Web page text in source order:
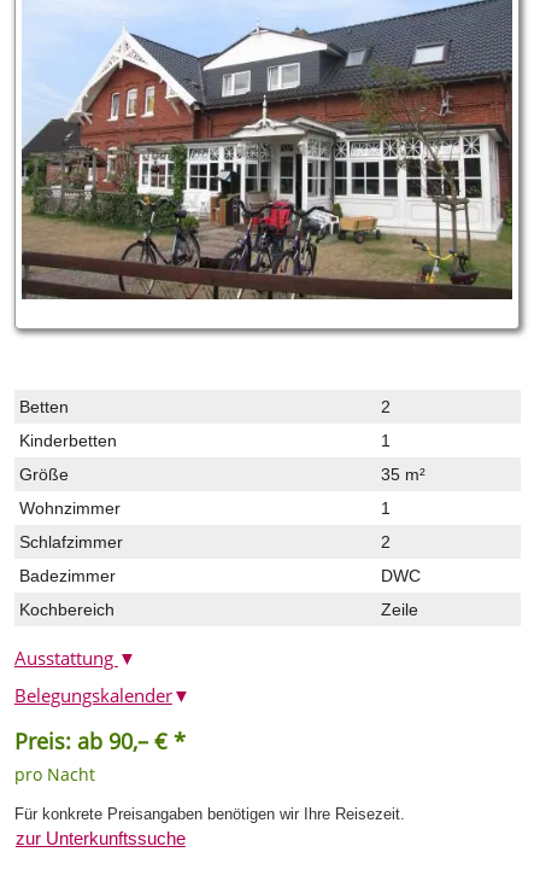
Betten
2
Kinderbetten
1
Größe
35 m²
Wohnzimmer
1
Schlafzimmer
2
Badezimmer
DWC
Kochbereich
Zeile
Ausstattung ▼
Preis: ab 90,– € *
pro Nacht
Für konkrete Preisangaben benötigen wir Ihre Reisezeit.
zur Unterkunftssuche
Belegungskalender▼